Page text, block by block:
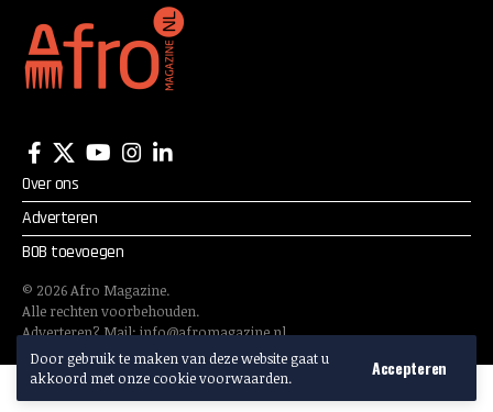
Door gebruik te maken van deze website gaat u
akkoord met onze cookie voorwaarden.
Accepteren
Over ons
Adverteren
BOB toevoegen
© 2026Afro Magazine.
Alle rechten voorbehouden.
Adverteren? Mail:info@afromagazine.nl